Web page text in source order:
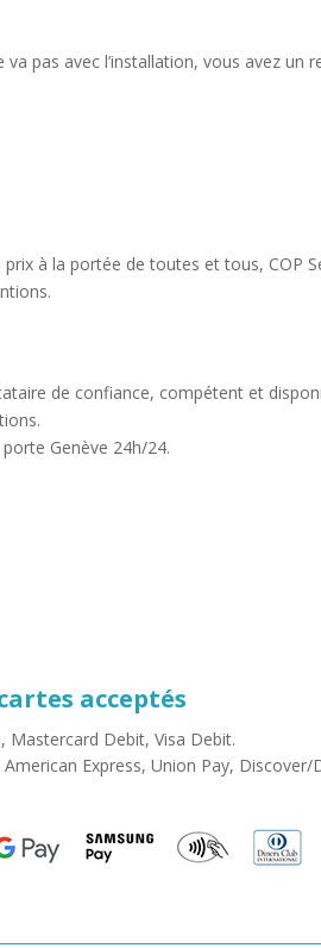
pas avec l’installation, vous avez un
à la portée de toutes et tous, COP
de confiance, compétent et
Genève 24h/24.
acceptés
Mastercard Debit, Visa Debit.
Express, Union Pay, Discover/